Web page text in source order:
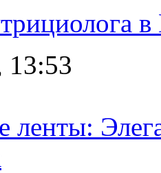
13:53
ленты: